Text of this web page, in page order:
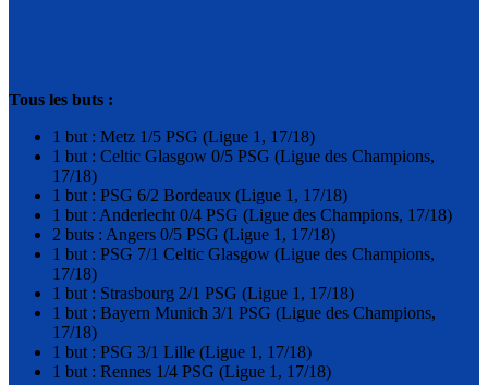
Tous les buts :
1 but : Metz 1/5 PSG (Ligue 1, 17/18)
1 but : Celtic Glasgow 0/5 PSG (Ligue des Champions,
17/18)
1 but : PSG 6/2 Bordeaux (Ligue 1, 17/18)
1 but : Anderlecht 0/4 PSG (Ligue des Champions, 17/18)
2 buts : Angers 0/5 PSG (Ligue 1, 17/18)
1 but : PSG 7/1 Celtic Glasgow (Ligue des Champions,
17/18)
1 but : Strasbourg 2/1 PSG (Ligue 1, 17/18)
1 but : Bayern Munich 3/1 PSG (Ligue des Champions,
17/18)
1 but : PSG 3/1 Lille (Ligue 1, 17/18)
1 but : Rennes 1/4 PSG (Ligue 1, 17/18)